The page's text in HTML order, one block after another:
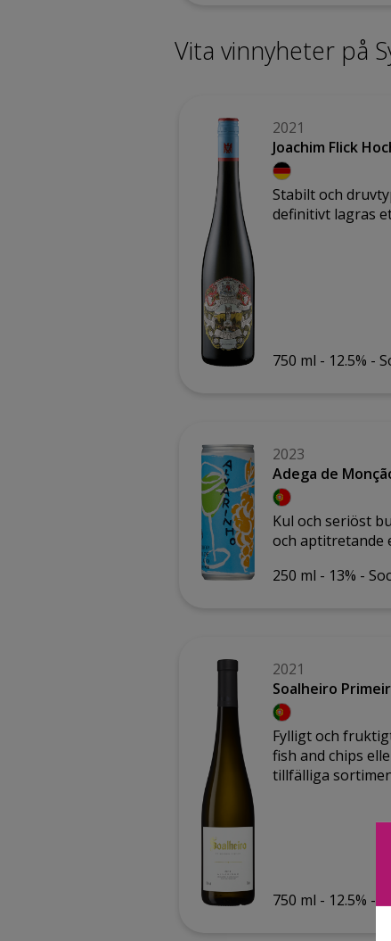
Vita vinnyheter på
2021
Joachim Flick
Stabilt och
definitivt lagras
750 ml - 12.5% -
2023
Adega de
Kul och seriöst
och aptitretande
250 ml - 13% -
2021
Soalheiro
Fylligt och
fish and chips
tillfälliga
750 ml - 12.5% -